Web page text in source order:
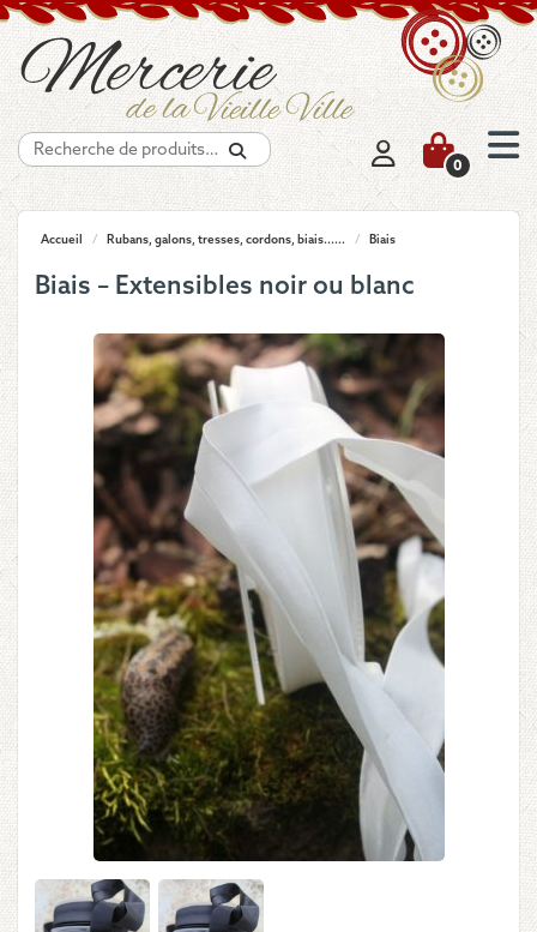
Recherche
0
Accueil / Rubans, galons, tresses, cordons, biais...... / Biais
Biais – Extensibles noir ou blanc